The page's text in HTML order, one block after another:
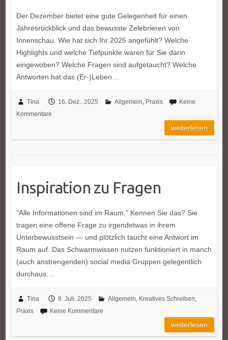
Der Dezember bietet eine gute Gelegenheit für einen
Jahresrückblick und das bewusste Zelebrieren von
Innenschau. Wie hat sich Ihr 2025 angefühlt? Welche
Highlights und welche Tiefpunkte waren für Sie darin
eingewoben? Welche Fragen sind aufgetaucht? Welche
Antworten hat das (Er-)Leben…
Tina 16. Dez.. 2025 Allgemein, Praxis
Keine
Kommentare
weiterlesen
Inspiration zu Fragen
“Alle Informationen sind im Raum.” Kennen Sie das? Sie
tragen eine offene Frage zu irgendetwas in ihrem
Unterbewusstsein — und plötzlich taucht eine Antwort im
Raum auf. Das Schwarmwissen nutzen funktioniert in manch
(auch anstrengenden) social media Gruppen gelegentlich
durchaus.…
Tina 8. Juli. 2025 Allgemein, Kreatives Schreiben,
Praxis
Keine Kommentare
weiterlesen